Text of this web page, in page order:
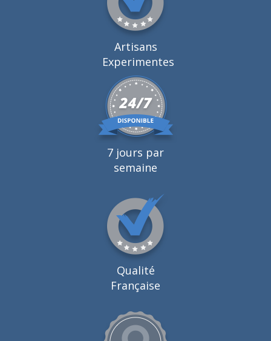
Artisans
Experimentes
7 jours par
semaine
Qualité
Française